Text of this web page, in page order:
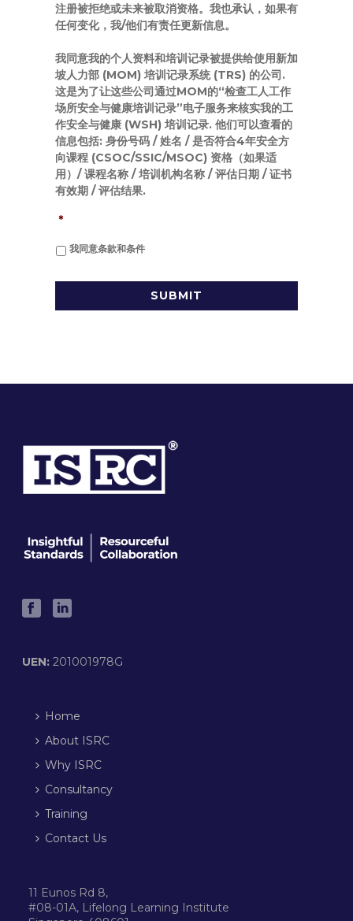
注册被拒绝或未来被取消资格。我也承认，如果有
任何变化，我/他们有责任更新信息。
我同意我的个人资料和培训记录被提供给使用新加
坡人力部 (MOM) 培训记录系统 (TRS) 的公司.
这是为了让这些公司通过MOM的“检查工人工作
场所安全与健康培训记录”电子服务来核实我的工
作安全与健康 (WSH) 培训记录. 他们可以查看的
信息包括: 身份号码 / 姓名 / 是否符合4年安全方
向课程 (CSOC/SSIC/MSOC) 资格（如果适
用）/ 课程名称 / 培训机构名称 / 评估日期 / 证书
有效期 / 评估结果.
*
我同意条款和条件
UEN:201001978G
Home
About ISRC
Why ISRC
Consultancy
Training
Contact Us
11 Eunos Rd 8,
#08-01A, Lifelong Learning Institute